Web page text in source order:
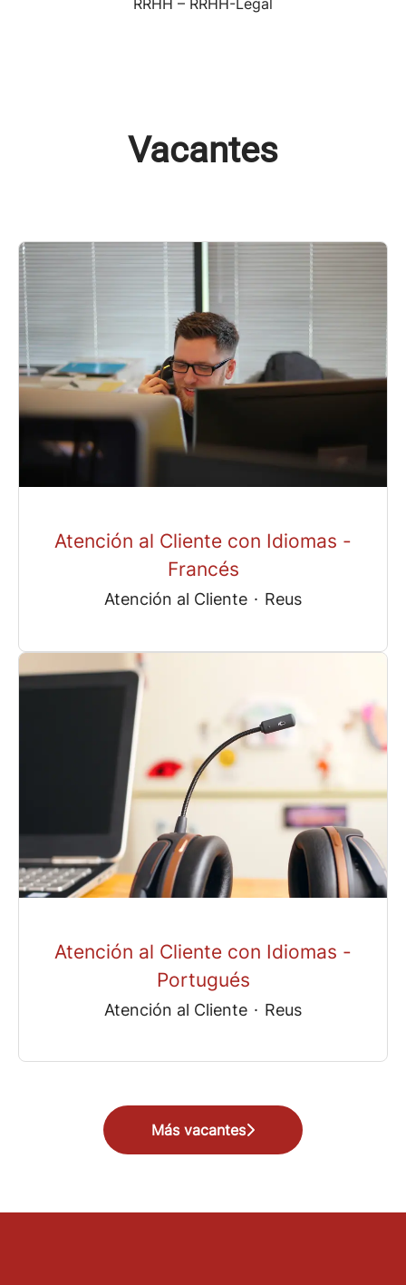
RRHH – RRHH-Legal
Vacantes
Atención al Cliente con Idiomas -
Francés
Atención al Cliente · Reus
Atención al Cliente con Idiomas -
Portugués
Atención al Cliente · Reus
Más vacantes